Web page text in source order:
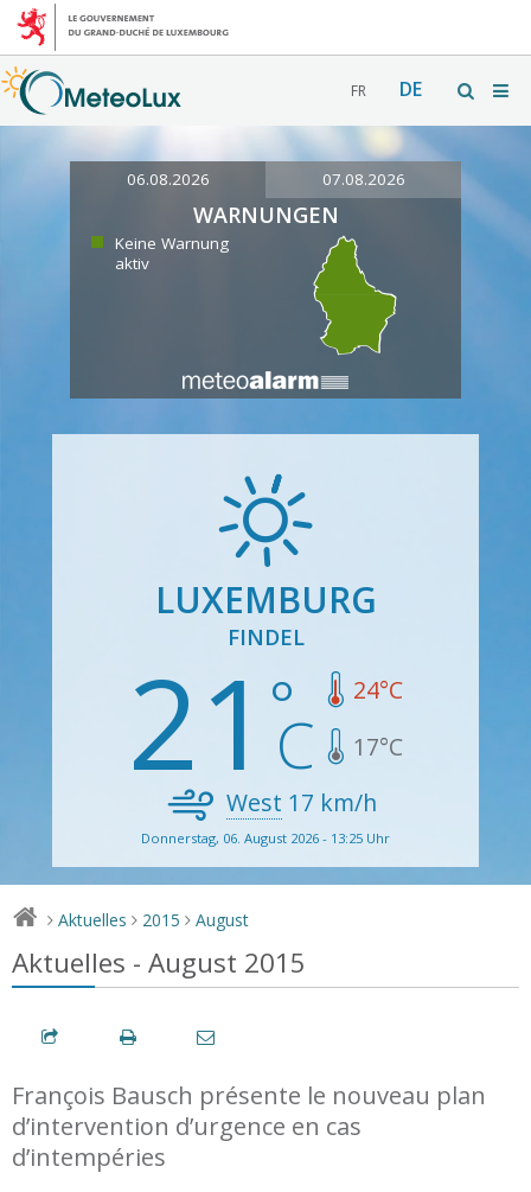
FR DE
06.08.2026 07.08.2026
WARNUNGEN
Keine Warnung
aktiv
LUXEMBURG
FINDEL
21 24°C
17°C
West 17 km/h
Donnerstag, 06. August 2026 - 13:25 Uhr
> Aktuelles > 2015 > August
Aktuelles - August 2015
François Bausch présente le nouveau plan
d’intervention d’urgence en cas
d’intempéries